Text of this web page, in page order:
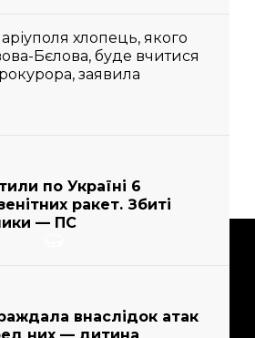
хлопець, якого
Бєлова, буде вчитися
заявила
по Україні 6
ракет. Збиті
— ПС
внаслідок атак
для тебе та